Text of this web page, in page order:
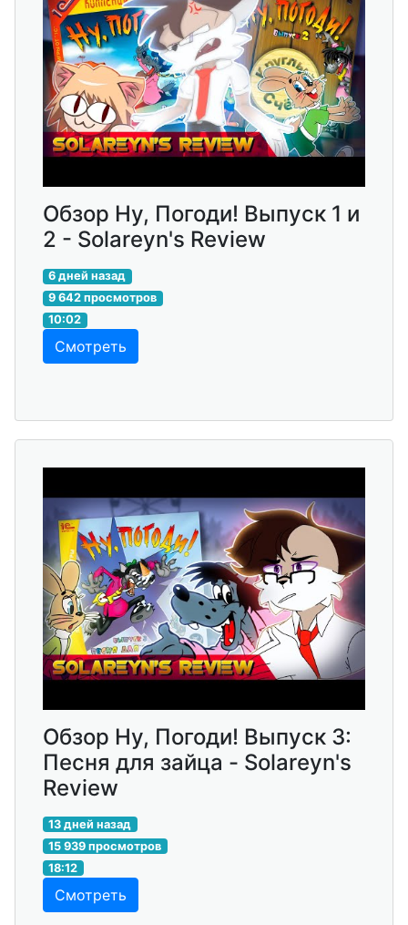
Обзор Ну, Погоди! Выпуск 1 и
2 - Solareyn's Review
6 дней назад
9 642 просмотров
10:02
Смотреть
Обзор Ну, Погоди! Выпуск 3:
Песня для зайца - Solareyn's
Review
13 дней назад
15 939 просмотров
18:12
Смотреть